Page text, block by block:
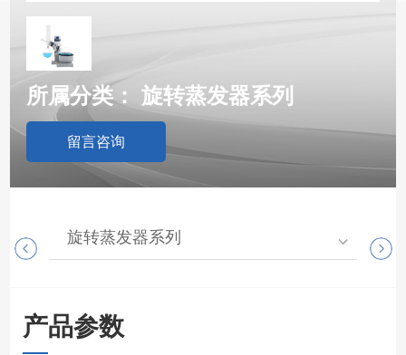
所属分类：旋转蒸发器系列
留言咨询
旋转蒸发器系列 高
产品参数